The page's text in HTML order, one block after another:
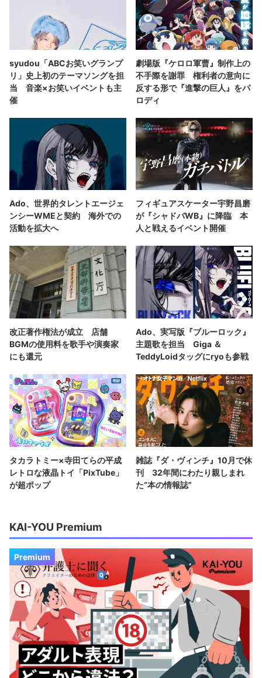
syudou「ABCお笑いグランプ
リ」史上初のテーマソングを担
当 音楽×お笑いイベントも主
催
劇場版『ケロロ軍曹』制作上の
不手際を謝罪 権利者の意向に
反する形で『進撃の巨人』をパ
ロディ
Ado、世界的タレントエージェ
ンシーWMEと契約 海外での
活動を拡大へ
フィギュアスケーター宇野昌磨
が『シャドバWB』に降臨 本
人と戦えるイベント開催
改正著作権法が成立 店舗
BGMの使用料を歌手や演奏家
にも還元
Ado、実写版『ブルーロック』
主題歌を担当 Giga ＆
TeddyLoidタッグにryoも参戦
タカラトミー×寺田てらの平成
レトロな液晶トイ「PixTube」
が超ポップ
雑誌『ダ・ヴィンチ』10月で休
刊 32年間にわたり親しまれ
た“本の情報誌”
KAI-YOU Premium
Premium